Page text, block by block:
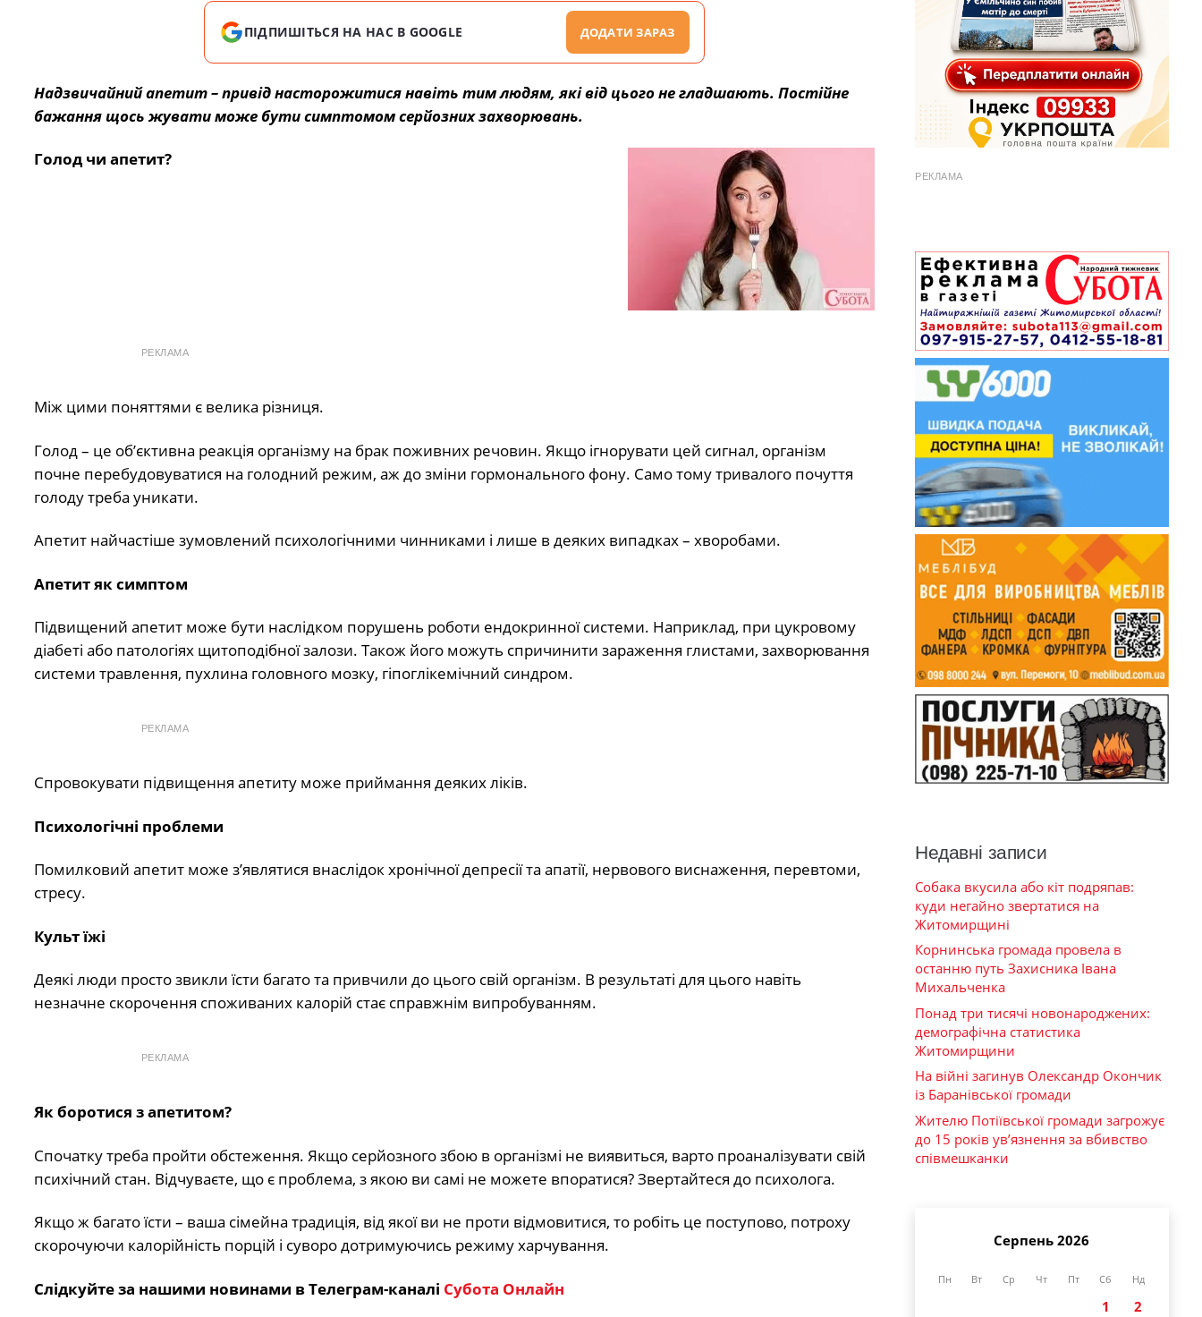
ПІДПИШІТЬСЯ НА НАС В GOOGLE ДОДАТИ ЗАРАЗ
Надзвичайний апетит – привід насторожитися навіть тим людям, які від цього не гладшають. Постійне
бажання щось жувати може бути симптомом серйозних захворювань.
Голод чи апетит?
РЕКЛАМА
Між цими поняттями є велика різниця.
Голод – це об’єктивна реакція організму на брак поживних речовин. Якщо ігнорувати цей сигнал, організм
почне перебудовуватися на голодний режим, аж до зміни гормонального фону. Само тому тривалого почуття
голоду треба уникати.
Апетит найчастіше зумовлений психологічними чинниками і лише в деяких випадках – хворобами.
Апетит як симптом
Підвищений апетит може бути наслідком порушень роботи ендокринної системи. Наприклад, при цукровому
діабеті або патологіях щитоподібної залози. Також його можуть спричинити зараження глистами, захворювання
системи травлення, пухлина головного мозку, гіпоглікемічний синдром.
РЕКЛАМА
Спровокувати підвищення апетиту може приймання деяких ліків.
Психологічні проблеми
Помилковий апетит може з’являтися внаслідок хронічної депресії та апатії, нервового виснаження, перевтоми,
стресу.
Культ їжі
Деякі люди просто звикли їсти багато та привчили до цього свій організм. В результаті для цього навіть
незначне скорочення споживаних калорій стає справжнім випробуванням.
РЕКЛАМА
Як боротися з апетитом?
Спочатку треба пройти обстеження. Якщо серйозного збою в організмі не виявиться, варто проаналізувати свій
психічний стан. Відчуваєте, що є проблема, з якою ви самі не можете впоратися? Звертайтеся до психолога.
Якщо ж багато їсти – ваша сімейна традиція, від якої ви не проти відмовитися, то робіть це поступово, потроху
скорочуючи калорійність порцій і суворо дотримуючись режиму харчування.
Слідкуйте за нашими новинами в Телеграм-каналі Субота Онлайн
РЕКЛАМА
Недавні записи
Собака вкусила або кіт подряпав:
куди негайно звертатися на
Житомирщині
Корнинська громада провела в
останню путь Захисника Івана
Михальченка
Понад три тисячі новонароджених:
демографічна статистика
Житомирщини
На війні загинув Олександр Окончик
із Баранівської громади
Жителю Потіївської громади загрожує
до 15 років ув’язнення за вбивство
співмешканки
Серпень 2026
Пн Вт Ср Чт Пт Сб Нд
1
2